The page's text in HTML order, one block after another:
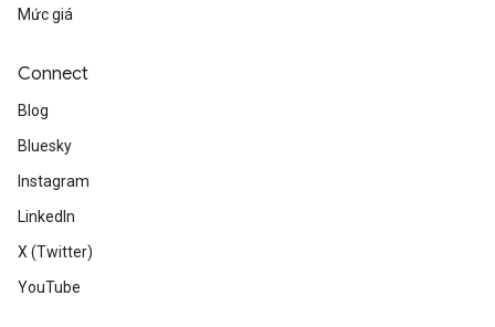
Mức giá
Connect
Blog
Bluesky
Instagram
LinkedIn
X (Twitter)
YouTube